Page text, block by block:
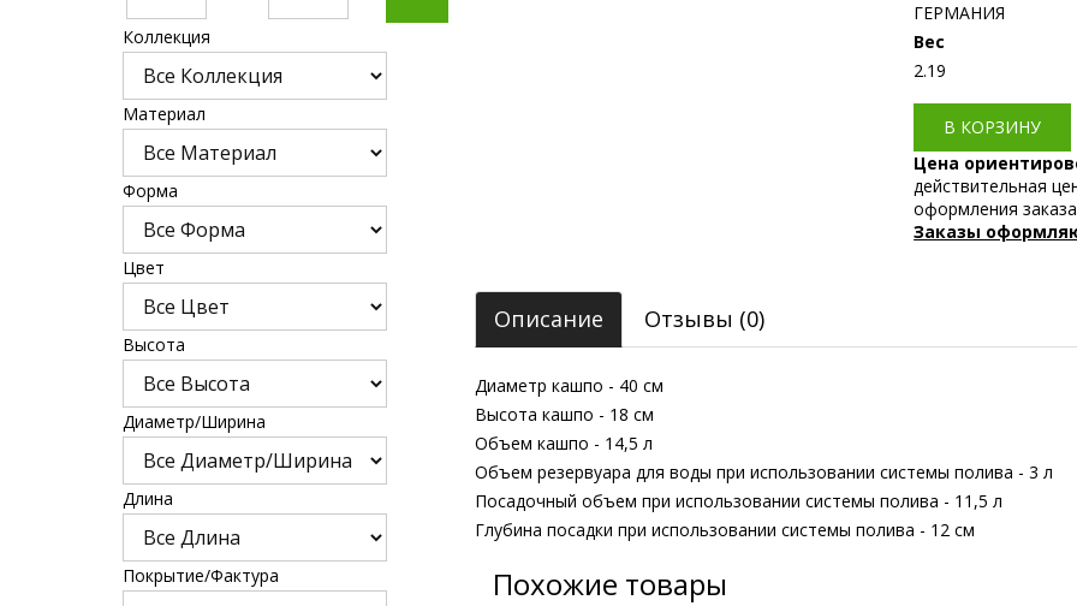
Коллекция
Материал
Форма
Цвет
Высота
Диаметр/Ширина
Длина
Покрытие/Фактура
ГЕРМАНИЯ
Bес
2.19
Цена
действительная
оформления заказа
Заказы
Описание Отзывы (0)
Диаметр кашпо - 40 см
Высота кашпо - 18 см
Объем кашпо - 14,5 л
Объем резервуара для воды при использовании системы полива - 3 л
Посадочный объем при использовании системы полива - 11,5 л
Глубина посадки при использовании системы полива - 12 см
Похожие товары